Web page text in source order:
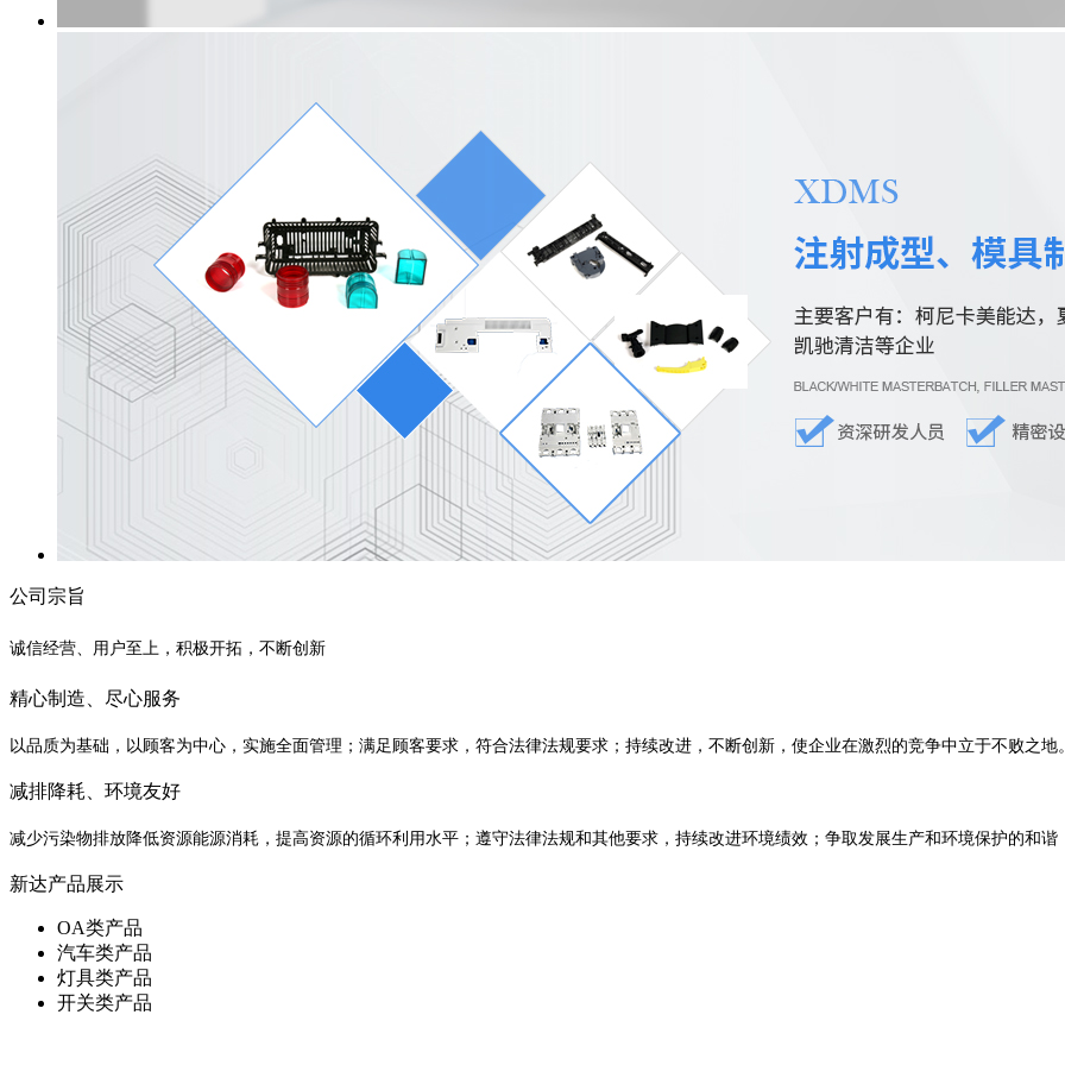
公司宗旨
诚信经营、用户至上，积极开拓，不断创新
精心制造、尽心服务
以品质为基础，以顾客为中心，实施全面管理；满足顾客要求，符合法律法规要求；持续改进，不断创新，使企业在激烈的竞争中立于不败之地
减排降耗、环境友好
减少污染物排放降低资源能源消耗，提高资源的循环利用水平；遵守法律法规和其他要求，持续改进环境绩效；争取发展生产和环境保护的和谐
新达产品展示
OA类产品
汽车类产品
灯具类产品
开关类产品